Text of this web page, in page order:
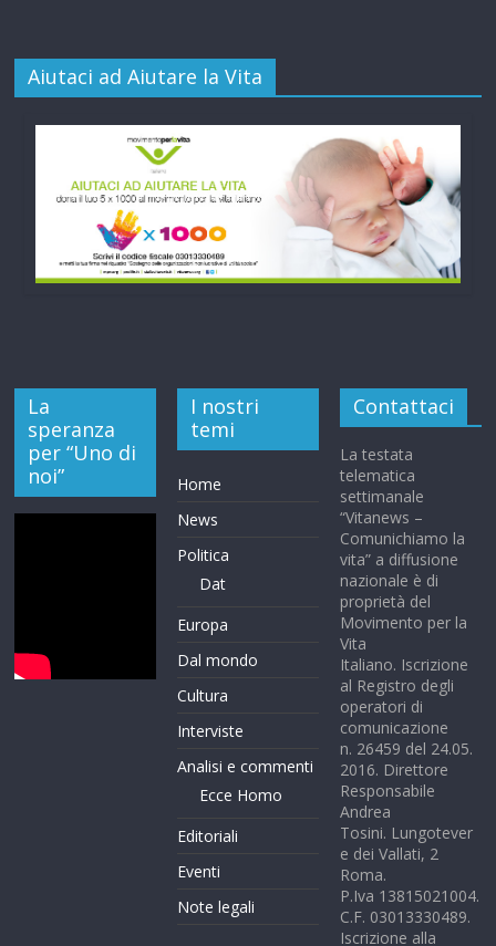
Aiutaci ad Aiutare la Vita
La
speranza
per “Uno di
noi”
I nostri
temi
Home
News
Politica
Dat
Europa
Dal mondo
Cultura
Interviste
Analisi e commenti
Ecce Homo
Editoriali
Eventi
Note legali
Contattaci
La testata
telematica
settimanale
“Vitanews –
Comunichiamo la
vita” a diffusione
nazionale è di
proprietà del
Movimento per la
Vita
Italiano. Iscrizione
al Registro degli
operatori di
comunicazione
n. 26459 del 24.05.
2016. Direttore
Responsabile
Andrea
Tosini. Lungotever
e dei Vallati, 2
Roma.
P.Iva 13815021004.
C.F. 03013330489.
Iscrizione alla